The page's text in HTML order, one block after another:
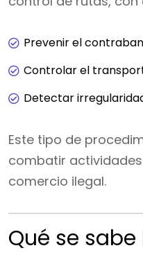
Prevenir el
Controlar el
Detectar
Este tipo de
combatir
comercio ilegal.
Qué se